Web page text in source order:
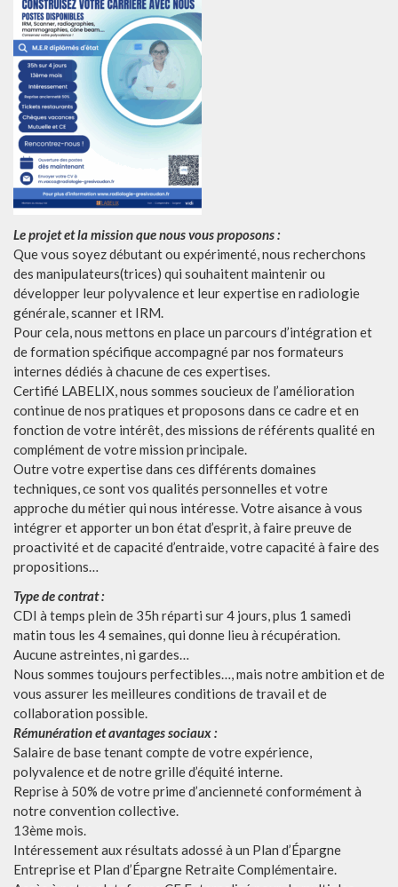
Le projet et la mission que nous vous proposons :
Que vous soyez débutant ou expérimenté, nous recherchons
des manipulateurs(trices) qui souhaitent maintenir ou
développer leur polyvalence et leur expertise en radiologie
générale, scanner et IRM.
Pour cela, nous mettons en place un parcours d’intégration et
de formation spécifique accompagné par nos formateurs
internes dédiés à chacune de ces expertises.
Certifié LABELIX, nous sommes soucieux de l’amélioration
continue de nos pratiques et proposons dans ce cadre et en
fonction de votre intérêt, des missions de référents qualité en
complément de votre mission principale.
Outre votre expertise dans ces différents domaines
techniques, ce sont vos qualités personnelles et votre
approche du métier qui nous intéresse. Votre aisance à vous
intégrer et apporter un bon état d’esprit, à faire preuve de
proactivité et de capacité d’entraide, votre capacité à faire des
propositions…
Type de contrat :
CDI à temps plein de 35h réparti sur 4 jours, plus 1 samedi
matin tous les 4 semaines, qui donne lieu à récupération.
Aucune astreintes, ni gardes…
Nous sommes toujours perfectibles…, mais notre ambition et de
vous assurer les meilleures conditions de travail et de
collaboration possible.
Rémunération et avantages sociaux :
Salaire de base tenant compte de votre expérience,
polyvalence et de notre grille d’équité interne.
Reprise à 50% de votre prime d’ancienneté conformément à
notre convention collective.
13ème mois.
Intéressement aux résultats adossé à un Plan d’Épargne
Entreprise et Plan d’Épargne Retraite Complémentaire.